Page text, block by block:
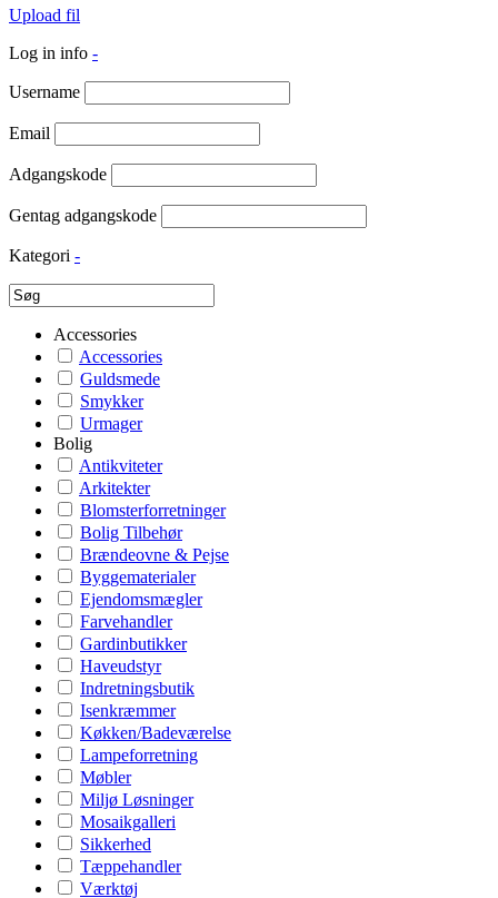
Upload fil
Log in info -
Username
Email
Adgangskode
Gentag adgangskode
Kategori -
Accessories
Accessories
Guldsmede
Smykker
Urmager
Bolig
Antikviteter
Arkitekter
Blomsterforretninger
Bolig Tilbehør
Brændeovne & Pejse
Byggematerialer
Ejendomsmægler
Farvehandler
Gardinbutikker
Haveudstyr
Indretningsbutik
Isenkræmmer
Køkken/Badeværelse
Lampeforretning
Møbler
Miljø Løsninger
Mosaikgalleri
Sikkerhed
Tæppehandler
Værktøj